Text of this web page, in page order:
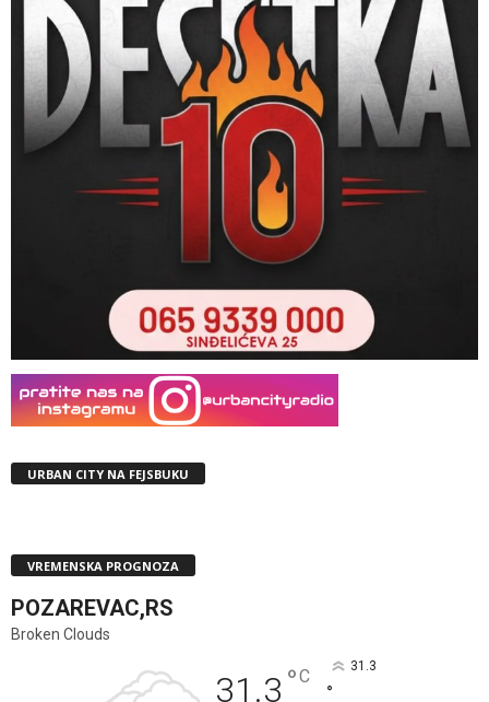
URBAN CITY NA FEJSBUKU
VREMENSKA PROGNOZA
POZAREVAC,RS
Broken Clouds
31.3 °C 31.3
°